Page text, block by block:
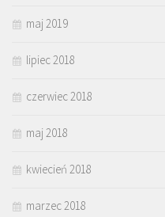
maj 2019
lipiec 2018
czerwiec 2018
maj 2018
kwiecień 2018
marzec 2018